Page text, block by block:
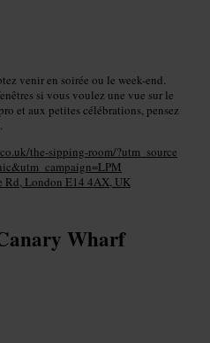
venir en soirée ou le week-end.
si vous voulez une vue sur le
et aux petites célébrations, pensez
the-sipping-room/?utm_source
Rd, London E14 4AX, UK
Wharf